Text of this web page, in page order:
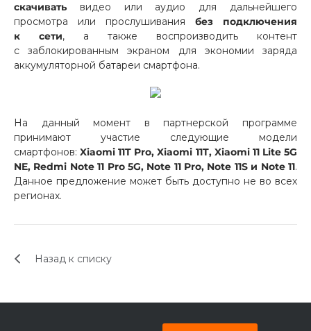
Подробнее
об оплате Плайтом
раз в 2
недели
8 800 302-02-51
plait.ru
скачивать видео или аудио для дальнейшего
просмотра или прослушивания без подключения
к сети, а также воспроизводить контент
с заблокированным экраном для экономии заряда
аккумуляторной батареи смартфона.
На данный момент в партнерской программе
принимают участие следующие модели
смартфонов: Xiaomi 11T Pro, Xiaomi 11T, Xiaomi 11 Lite 5G
NE, Redmi Note 11 Pro 5G, Note 11 Pro, Note 11S и Note 11.
Данное предложение может быть доступно не во всех
регионах.
Назад к списку